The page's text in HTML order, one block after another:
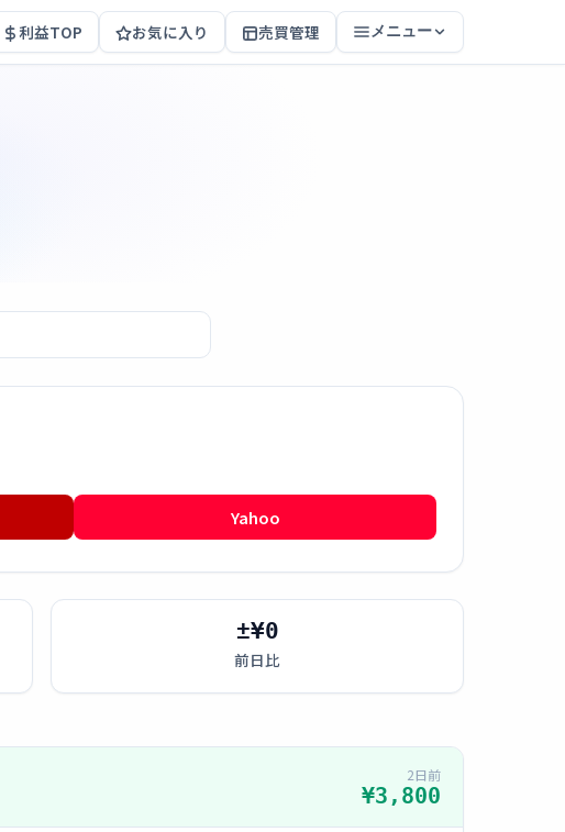
利益TOP お気に入り 売買管理 メニュー
Yahoo
±¥0
前日比
2日前
¥3,800